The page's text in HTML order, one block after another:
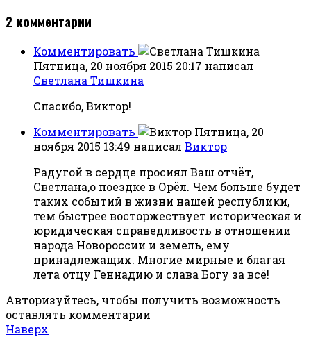
2 комментарии
Комментировать
Пятница, 20 ноября 2015 20:17 написал
Светлана Тишкина
Спасибо, Виктор!
Комментировать
Пятница, 20
ноября 2015 13:49 написал Виктор
Радугой в сердце просиял Ваш отчёт,
Светлана,о поездке в Орёл. Чем больше будет
таких событий в жизни нашей республики,
тем быстрее восторжествует историческая и
юридическая справедливость в отношении
народа Новороссии и земель, ему
принадлежащих. Многие мирные и благая
лета отцу Геннадию и слава Богу за всё!
Авторизуйтесь, чтобы получить возможность
оставлять комментарии
Наверх